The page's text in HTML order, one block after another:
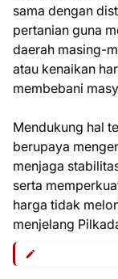
sama dengan
pertanian guna
daerah masing-
atau kenaikan
membebani
Mendukung hal
berupaya
menjaga
serta
harga tidak
menjelang